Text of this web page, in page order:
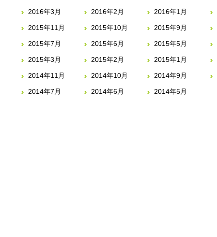
2016年3月 2016年2月 2016年1月
2015年11月 2015年10月 2015年9月
2015年7月 2015年6月 2015年5月
2015年3月 2015年2月 2015年1月
2014年11月 2014年10月 2014年9月
2014年7月 2014年6月 2014年5月